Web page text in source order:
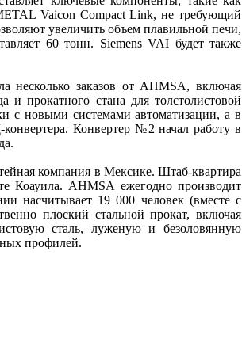
Vaicon Compact Link, не требующий
увеличить объем плавильной печи,
60 тонн. Siemens VAI будет также
несколько заказов от AHMSA, включая
и прокатного стана для толстолистовой
с новыми системами автоматизации, а в
Конвертер №2 начал работу в
компания в Мексике. Штаб-квартира
Коауила. AHMSA ежегодно производит
насчитывает 19 000 человек (вместе с
плоский стальной прокат, включая
сталь, луженую и безоловянную
профилей.